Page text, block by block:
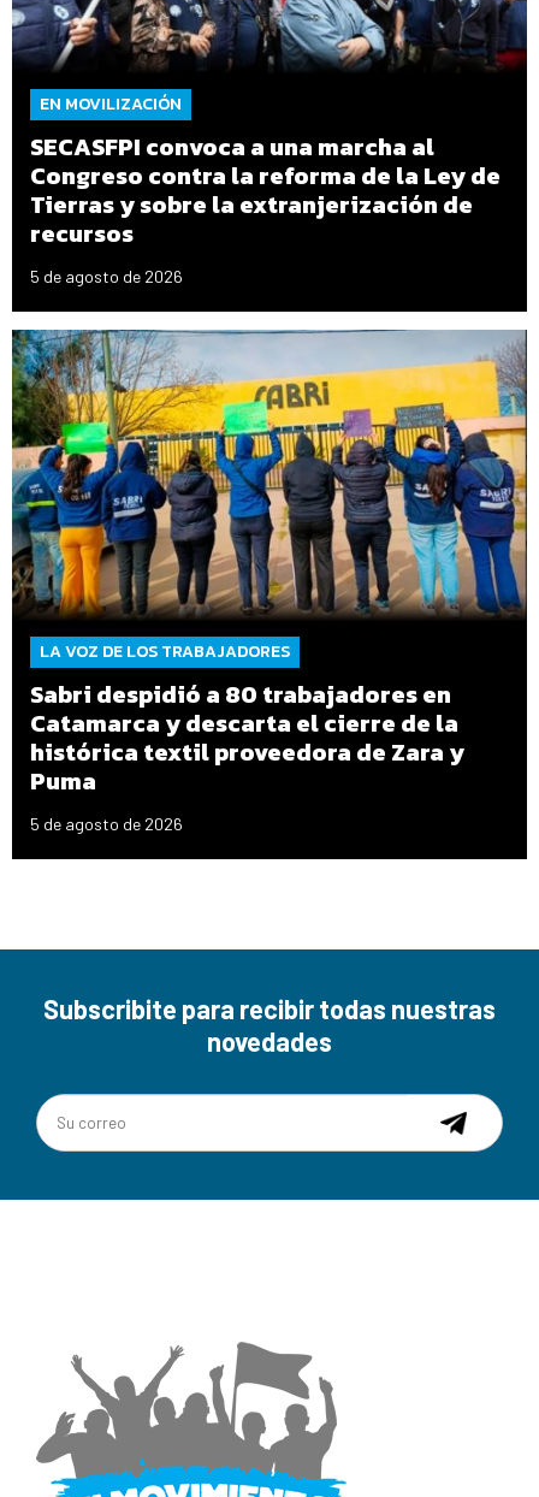
EN MOVILIZACIÓN
SECASFPI convoca a una marcha al
Congreso contra la reforma de la Ley de
Tierras y sobre la extranjerización de
recursos
5 de agosto de 2026
LA VOZ DE LOS TRABAJADORES
Sabri despidió a 80 trabajadores en
Catamarca y descarta el cierre de la
histórica textil proveedora de Zara y
Puma
5 de agosto de 2026
Subscribite para recibir todas nuestras
novedades